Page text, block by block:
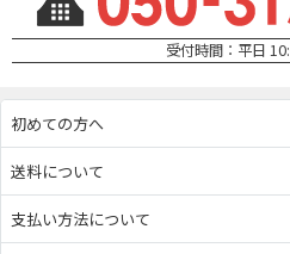
受付時間：平日
初めての方へ
送料について
支払い方法について